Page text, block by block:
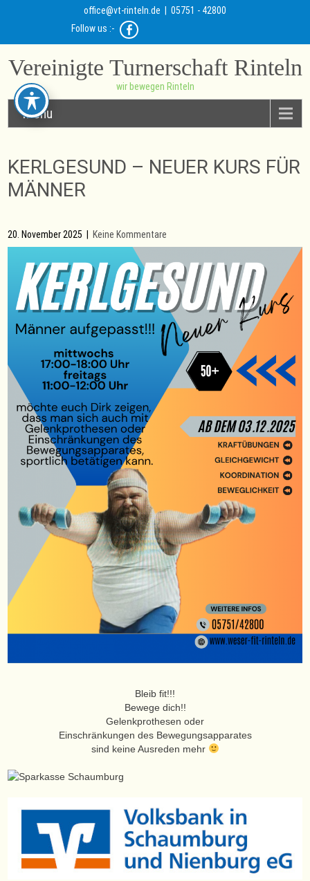
office@vt-rinteln.de | 05751 - 42800
Follow us :-
Vereinigte Turnerschaft Rinteln
wir bewegen Rinteln
Menu
KERLGESUND – NEUER KURS FÜR
MÄNNER
20. November 2025 Keine Kommentare
Bleib fit!!!
Bewege dich!!
Gelenkprothesen oder
Einschränkungen des Bewegungsapparates
sind keine Ausreden mehr